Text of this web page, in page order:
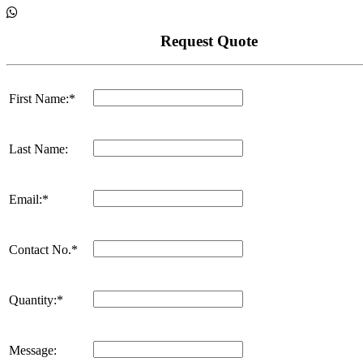
Request Quote
First Name:*
Last Name:
Email:*
Contact No.*
Quantity:*
Message: